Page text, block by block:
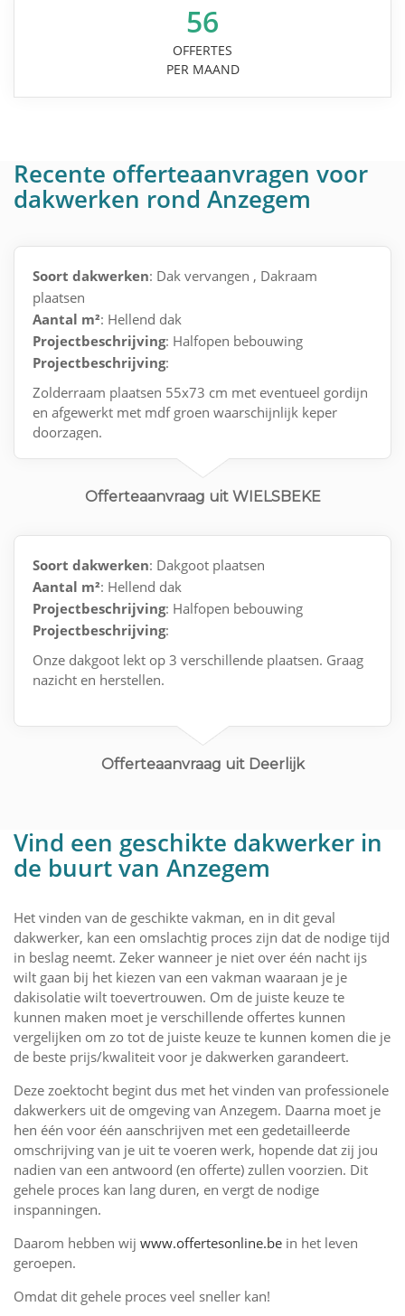
56
OFFERTES
PER MAAND
Recente offerteaanvragen voor
dakwerken rond Anzegem
Soort dakwerken: Dak vervangen , Dakraam
plaatsen
Aantal m²: Hellend dak
Projectbeschrijving: Halfopen bebouwing
Projectbeschrijving:
Zolderraam plaatsen 55x73 cm met eventueel gordijn
en afgewerkt met mdf groen waarschijnlijk keper
doorzagen.
Offerteaanvraag uit WIELSBEKE
Soort dakwerken: Dakgoot plaatsen
Aantal m²: Hellend dak
Projectbeschrijving: Halfopen bebouwing
Projectbeschrijving:
Onze dakgoot lekt op 3 verschillende plaatsen. Graag
nazicht en herstellen.
Offerteaanvraag uit Deerlijk
Vind een geschikte dakwerker in
de buurt van Anzegem
Het vinden van de geschikte vakman, en in dit geval
dakwerker, kan een omslachtig proces zijn dat de nodige tijd
in beslag neemt. Zeker wanneer je niet over één nacht ijs
wilt gaan bij het kiezen van een vakman waaraan je je
dakisolatie wilt toevertrouwen. Om de juiste keuze te
kunnen maken moet je verschillende offertes kunnen
vergelijken om zo tot de juiste keuze te kunnen komen die je
de beste prijs/kwaliteit voor je dakwerken garandeert.
Deze zoektocht begint dus met het vinden van professionele
dakwerkers uit de omgeving van Anzegem. Daarna moet je
hen één voor één aanschrijven met een gedetailleerde
omschrijving van je uit te voeren werk, hopende dat zij jou
nadien van een antwoord (en offerte) zullen voorzien. Dit
gehele proces kan lang duren, en vergt de nodige
inspanningen.
Daarom hebben wij www.offertesonline.be in het leven
geroepen.
Omdat dit gehele proces veel sneller kan!